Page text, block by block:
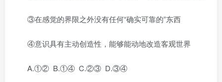
③在感觉的界限之外没有任何“确实可靠的”东西
④意识具有主动创造性，能够能动地改造客观世界
A.①② B.①④ C.②③ D.③④